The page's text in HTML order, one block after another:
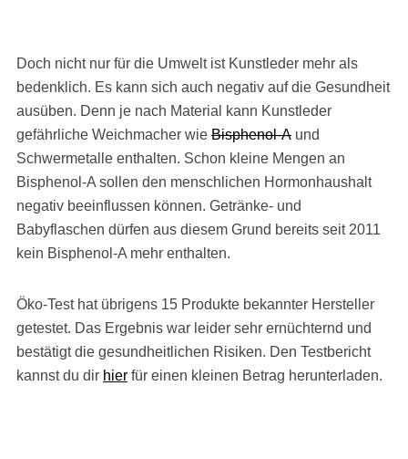
Doch nicht nur für die Umwelt ist Kunstleder mehr als
bedenklich. Es kann sich auch negativ auf die Gesundheit
ausüben. Denn je nach Material kann Kunstleder
gefährliche Weichmacher wie Bisphenol-Aund
Schwermetalle enthalten. Schon kleine Mengen an
Bisphenol-A sollen den menschlichen Hormonhaushalt
negativ beeinflussen können. Getränke- und
Babyflaschen dürfen aus diesem Grund bereits seit 2011
kein Bisphenol-A mehr enthalten.
Öko-Test hat übrigens 15 Produkte bekannter Hersteller
getestet. Das Ergebnis war leider sehr ernüchternd und
bestätigt die gesundheitlichen Risiken. Den Testbericht
kannst du dir hierfür einen kleinen Betrag herunterladen.